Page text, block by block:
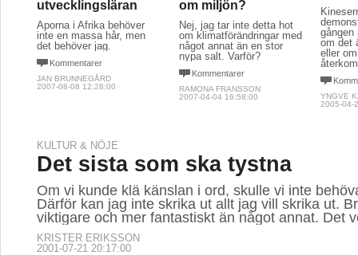
utvecklingsläran
Aporna i Afrika behöver
inte en massa hår, men
det behöver jag.
Kommentarer
JAN BRUNNEGÅRD
2007-08-08 12:28:00
om miljön?
Nej, jag tar inte detta hot
om klimatförändringar med
något annat än en stor
nypa salt. Varför?
Kommentarer
RAMONA FRANSSON
2007-04-04 16:58:00
gången
om det
eller
YNGVE
2005-04-
KULTUR & NÖJE
Det sista som ska tystna
Om vi kunde klä känslan i ord, skulle vi inte
Därför kan jag inte skrika ut allt jag vill skrika ut.
viktigare och mer fantastiskt än något annat. Det
KRISTER ERIKSSON
2001-07-21 20:17:00